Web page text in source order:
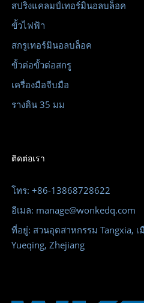
สปริงแคลมป์เทอร์มินอลบล็อค
ขั้วไฟฟ้า
สกรูเทอร์มินอลบล็อค
ขั้วต่อขั้วต่อสกรู
เครื่องมือจีบมือ
รางดิน 35 มม
ติดต่อเรา
โทร: +86-13868728622
อีเมล: manage@wonkedq.com
ที่อยู่: สวนอุตสาหกรรม Tangxia, เ
Yueqing, Zhejiang